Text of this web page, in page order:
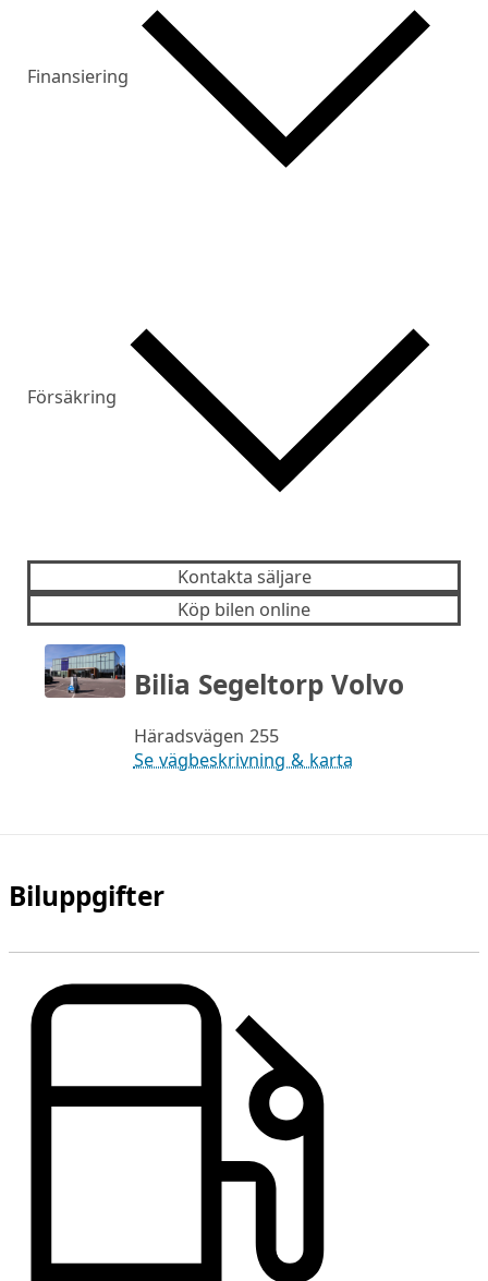
Finansiering
Försäkring
Kontakta säljare
Köp bilen online
Bilia Segeltorp Volvo
Häradsvägen 255
Se vägbeskrivning & karta
Biluppgifter